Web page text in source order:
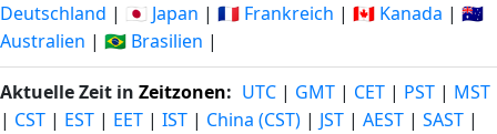
Deutschland | 🇯🇵 Japan | 🇫🇷 Frankreich | 🇨🇦 Kanada | 🇦🇺
Australien | 🇧🇷 Brasilien |
Aktuelle Zeit in Zeitzonen: UTC | GMT | CET | PST | MST
| CST | EST | EET | IST | China (CST) | JST | AEST | SAST |